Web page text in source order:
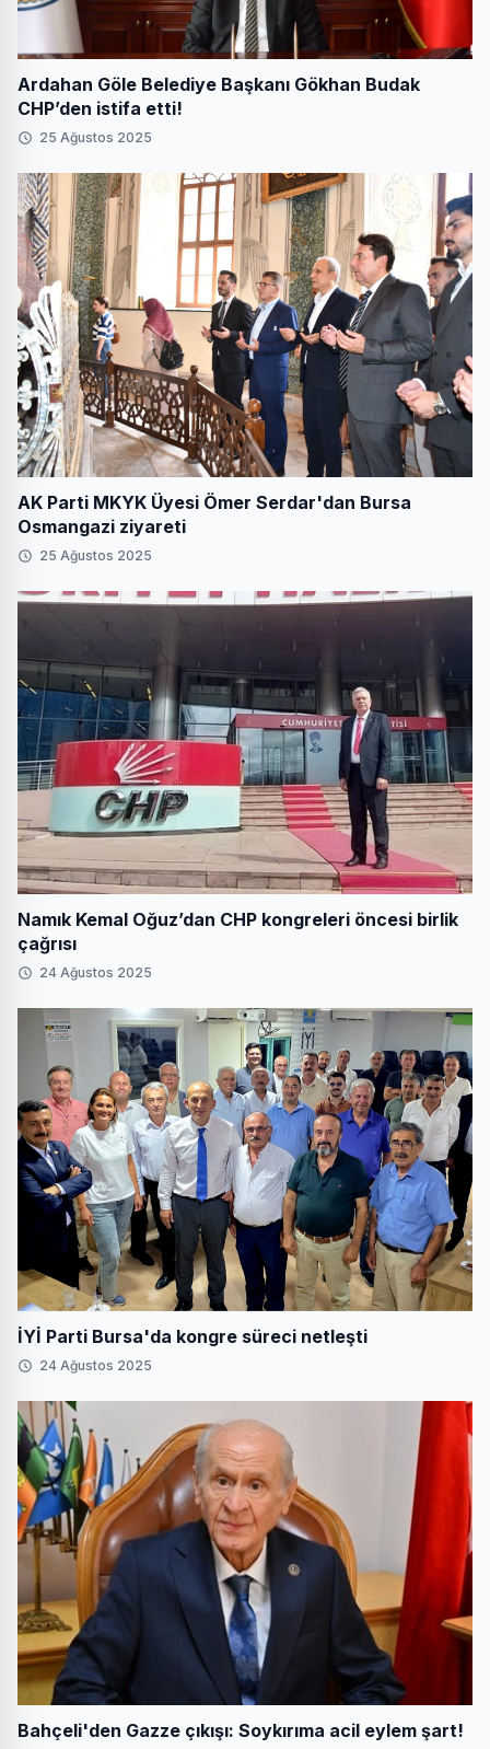
Ardahan Göle Belediye Başkanı Gökhan Budak
CHP’den istifa etti!
25 Ağustos 2025
AK Parti MKYK Üyesi Ömer Serdar'dan Bursa
Osmangazi ziyareti
25 Ağustos 2025
Namık Kemal Oğuz’dan CHP kongreleri öncesi birlik
çağrısı
24 Ağustos 2025
İYİ Parti Bursa'da kongre süreci netleşti
24 Ağustos 2025
Bahçeli'den Gazze çıkışı: Soykırıma acil eylem şart!